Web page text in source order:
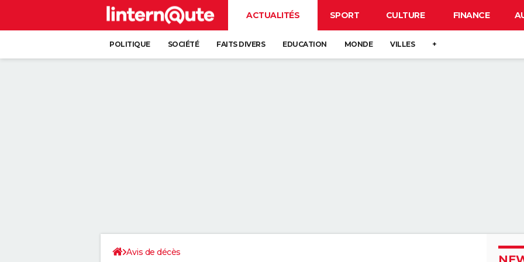
ACTUALITÉS SPORT CULTURE FINANCE
POLITIQUE SOCIÉTÉ FAITS DIVERS EDUCATION MONDE VILLES +
Avis de décès